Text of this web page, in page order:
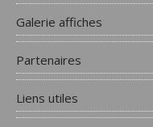
Galerie affiches
Partenaires
Liens utiles